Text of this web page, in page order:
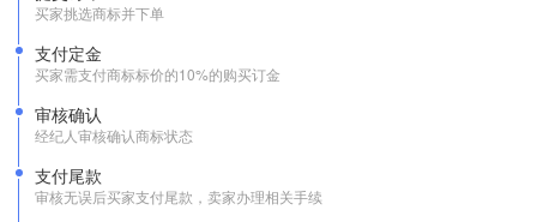
买家挑选商标并下单
支付定金
买家需支付商标标价的10%的购买订金
审核确认
经纪人审核确认商标状态
支付尾款
审核无误后买家支付尾款，卖家办理相关手续